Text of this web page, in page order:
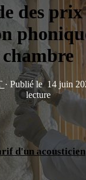
des
chambre
· Publié le 14 juin
lecture
d'un acousticien